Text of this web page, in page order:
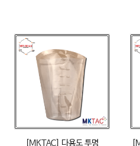
[MKTAC] 다용도 투명